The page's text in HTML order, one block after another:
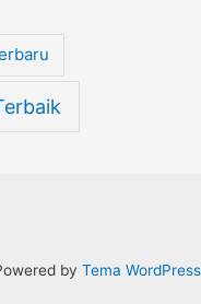
by Tema WordPress